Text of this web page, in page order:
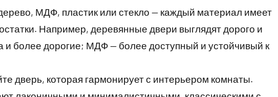
МДФ, пластик или стекло — каждый материал имеет
Например, деревянные двери выглядят дорого и
и более дорогие; МДФ — более доступный и устойчивый к
дверь, которая гармонирует с интерьером комнаты.